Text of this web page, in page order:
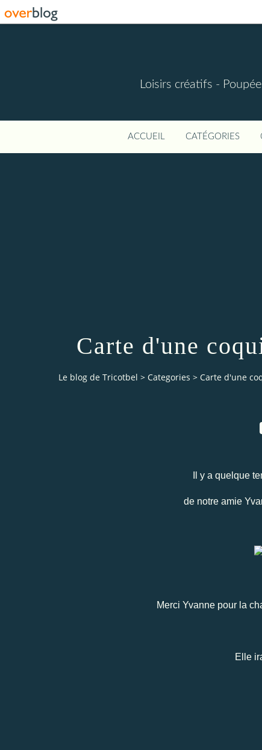
Loisirs créatifs -
ACCUEIL CATÉGORIES
Carte d'une
Le blog de Tricotbel > Categories > Carte d'une
Il y a quelque
de notre amie
Merci Yvanne pour la
Elle